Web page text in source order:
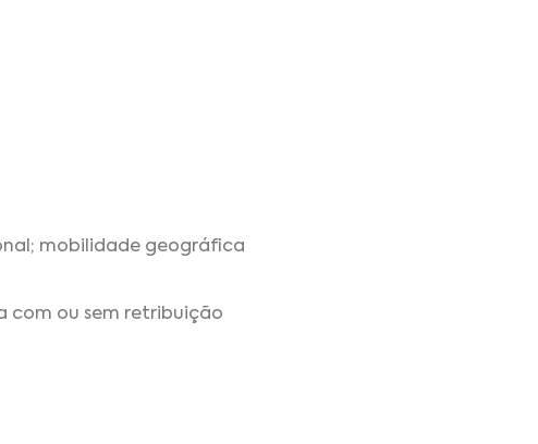
mobilidade geográfica
com ou sem retribuição